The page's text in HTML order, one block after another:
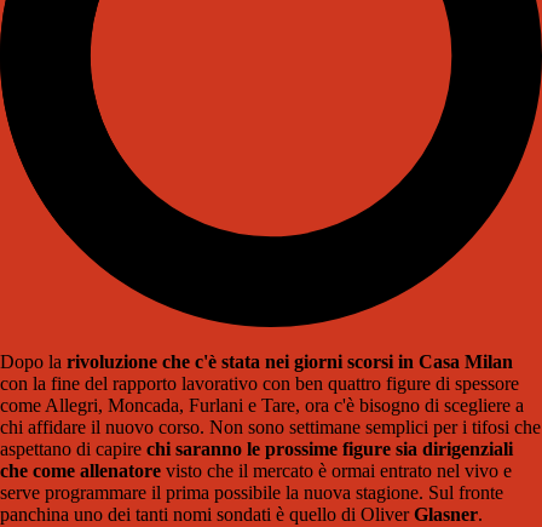
Dopo la rivoluzione che c'è stata nei giorni scorsi in Casa Milan
con la fine del rapporto lavorativo con ben quattro figure di spessore
come Allegri, Moncada, Furlani e Tare, ora c'è bisogno di scegliere a
chi affidare il nuovo corso. Non sono settimane semplici per i tifosi che
aspettano di capire chi saranno le prossime figure sia dirigenziali
che come allenatore visto che il mercato è ormai entrato nel vivo e
serve programmare il prima possibile la nuova stagione. Sul fronte
panchina uno dei tanti nomi sondati è quello di OliverGlasner.